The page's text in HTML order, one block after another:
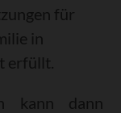
für
in
erfüllt.
kann dann